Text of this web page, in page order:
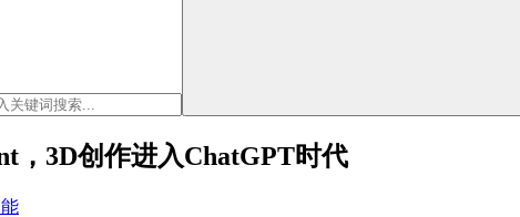
，3D创作进入ChatGPT时代